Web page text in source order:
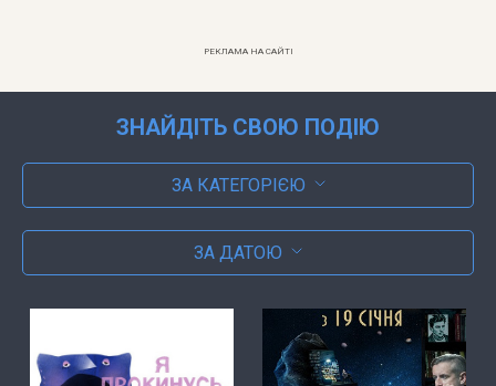
РЕКЛАМА НА САЙТІ
ЗНАЙДІТЬ СВОЮ ПОДІЮ
ЗА КАТЕГОРІЄЮ
ЗА ДАТОЮ